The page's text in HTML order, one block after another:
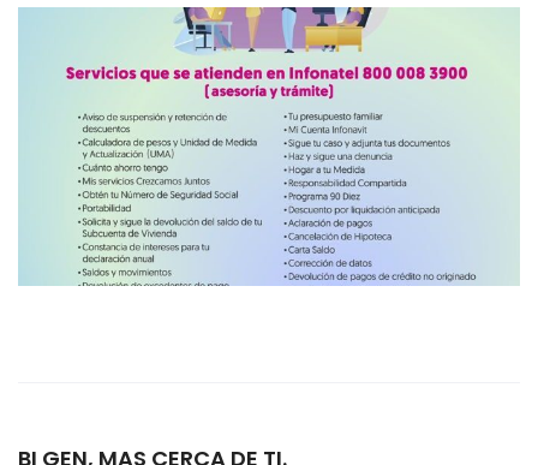
BI GEN, MAS CERCA DE TI.